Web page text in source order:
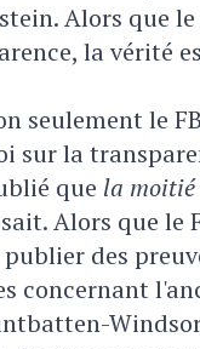
Alors que
la vérité
seulement le
sur la
que la moitié
Alors que le
des
concernant